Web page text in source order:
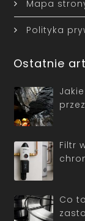
Mapa
Polityka
Ostatnie
Filtr
Co